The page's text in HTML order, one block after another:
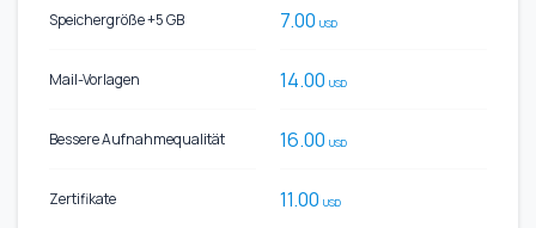
Speichergröße +5 GB
Mail-Vorlagen
Bessere Aufnahmequalität
Zertifikate
7.00 USD
14.00 USD
16.00 USD
11.00 USD